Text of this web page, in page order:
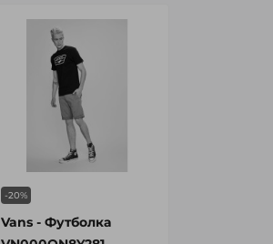
-20%
Vans - Футболка